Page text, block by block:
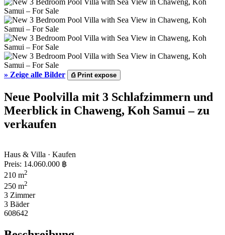
» Zeige alle Bilder ⎙Print expose
Neue Poolvilla mit 3 Schlafzimmern und
Meerblick in Chaweng, Koh Samui – zu
verkaufen
Haus & Villa · Kaufen
Preis: 14.060.000 ฿
210 m2
250 m2
3 Zimmer
3 Bäder
608642